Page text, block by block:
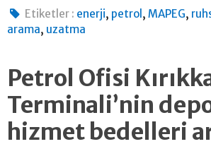
Etiketler : enerji, petrol ,MAPEG,
arama, uzatma
Petrol Ofisi
Terminali’nin
hizmet bedelleri